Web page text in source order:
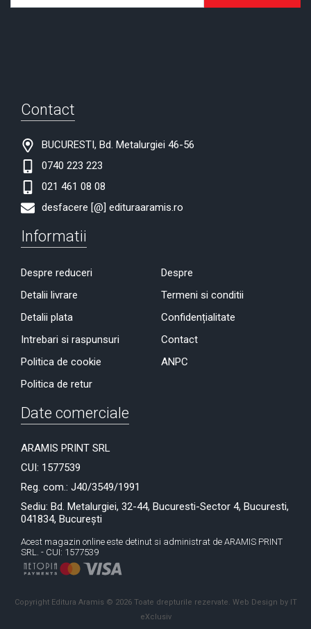
Contact
BUCURESTI, Bd. Metalurgiei 46-56
0740 223 223
021 461 08 08
desfacere [@] edituraaramis.ro
Informatii
Despre reduceri
Detalii livrare
Detalii plata
Intrebari si raspunsuri
Politica de cookie
Politica de retur
Despre
Termeni si conditii
Confidențialitate
Contact
ANPC
Date comerciale
ARAMIS PRINT SRL
CUI: 1577539
Reg. com.: J40/3549/1991
Sediu: Bd. Metalurgiei, 32-44, Bucuresti-Sector 4, Bucuresti,
041834, București
Acest magazin online este detinut si administrat de ARAMIS PRINT
SRL. - CUI: 1577539
Copyright Editura Aramis © 2026 Toate drepturile rezervate. Web Design by IT
eXclusiv